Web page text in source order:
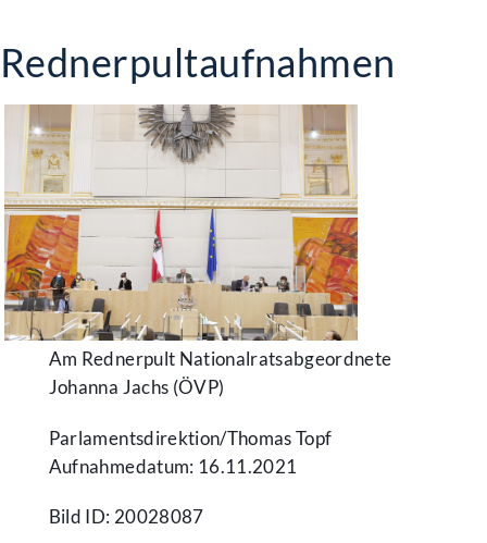
Rednerpultaufnahmen
Am Rednerpult Nationalratsabgeordnete
Johanna Jachs (ÖVP)
Parlamentsdirektion/​Thomas Topf
Aufnahmedatum: 16.11.2021
Bild ID: 20028087